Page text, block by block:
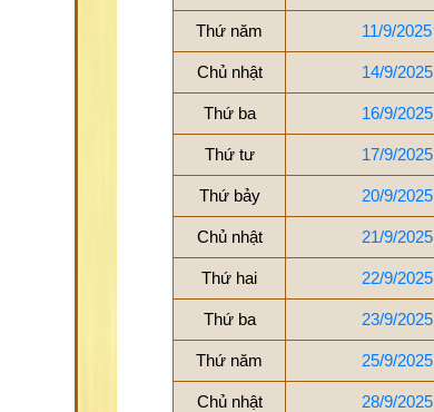
Thứ năm 11/9/2025
Chủ nhật 14/9/2025
Thứ ba 16/9/2025
Thứ tư 17/9/2025
Thứ bảy 20/9/2025
Chủ nhật 21/9/2025
Thứ hai 22/9/2025
Thứ ba 23/9/2025
Thứ năm 25/9/2025
Chủ nhật 28/9/2025